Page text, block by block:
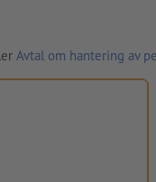
Avtal om hantering av